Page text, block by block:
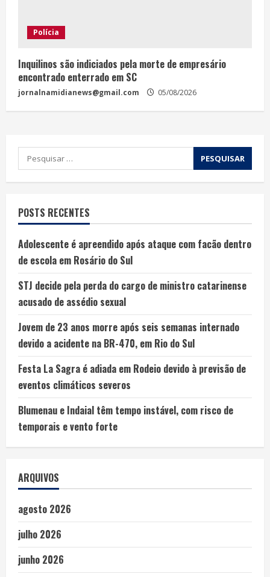
Polícia
Inquilinos são indiciados pela morte de empresário
encontrado enterrado em SC
jornalnamidianews@gmail.com 05/08/2026
POSTS RECENTES
Adolescente é apreendido após ataque com facão dentro
de escola em Rosário do Sul
STJ decide pela perda do cargo de ministro catarinense
acusado de assédio sexual
Jovem de 23 anos morre após seis semanas internado
devido a acidente na BR-470, em Rio do Sul
Festa La Sagra é adiada em Rodeio devido à previsão de
eventos climáticos severos
Blumenau e Indaial têm tempo instável, com risco de
temporais e vento forte
ARQUIVOS
agosto 2026
julho 2026
junho 2026